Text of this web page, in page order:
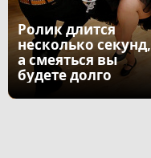
Ролик длится
несколько секунд,
а смеяться вы
будете долго